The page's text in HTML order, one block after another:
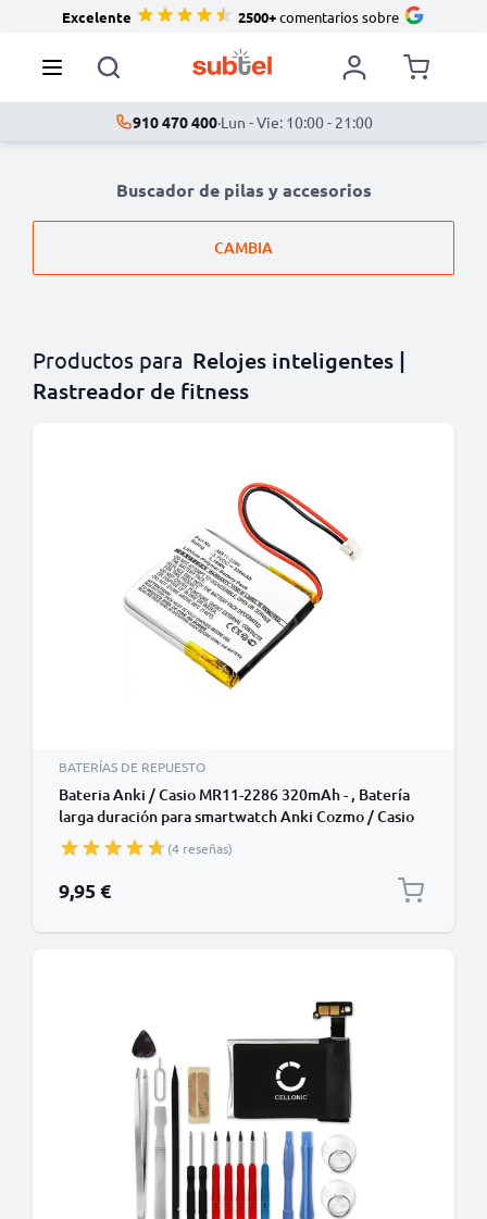
Excelente 2500+comentarios sobre
910 470 400·Lun - Vie: 10:00 - 21:00
Buscador de pilas y accesorios
CAMBIA
Productos para Relojes inteligentes |
Rastreador de fitness
BATERÍAS DE REPUESTO
Bateria Anki / Casio MR11-2286 320mAh - , Batería
larga duración para smartwatch Anki Cozmo / Casio
PRT-2GP
(4 reseñas)
9,95 €